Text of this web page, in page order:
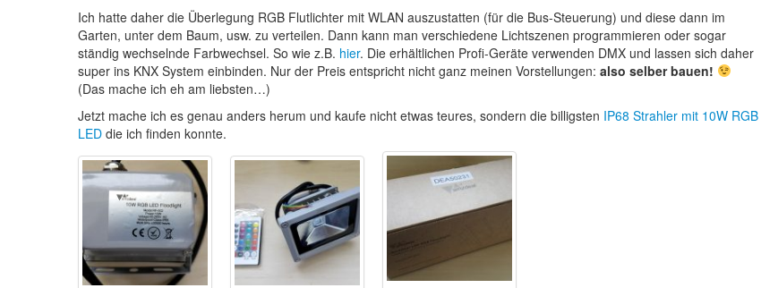
Ich hatte daher die Überlegung RGB Flutlichter mit WLAN auszustatten (für die Bus-Steuerung) und diese dann im
Garten, unter dem Baum, usw. zu verteilen. Dann kann man verschiedene Lichtszenen programmieren oder sogar
ständig wechselnde Farbwechsel. So wie z.B. hier. Die erhältlichen Profi-Geräte verwenden DMX und lassen sich daher
super ins KNX System einbinden. Nur der Preis entspricht nicht ganz meinen Vorstellungen: also selber bauen!
(Das mache ich eh am liebsten…)
Jetzt mache ich es genau anders herum und kaufe nicht etwas teures, sondern die billigsten IP68 Strahler mit 10W RGB
LED die ich finden konnte.